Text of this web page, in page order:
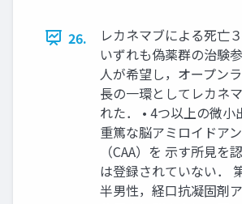
26.
レカネマブによる死亡
いずれも偽薬群の治験
人が希望し，オープン
長の一環としてレカネ
れた． • 4つ以上の微小
重篤な脳アミロイドア
（CAA）を 示す所見を
は登録されていない．
半男性，経口抗凝固剤